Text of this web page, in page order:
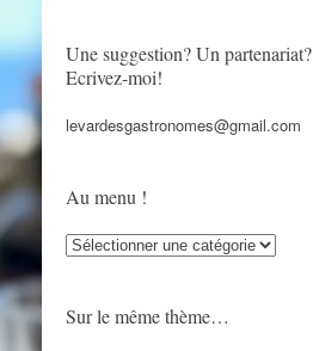
Une suggestion? Un partenariat?
Ecrivez-moi!
levardesgastronomes@gmail.com
Au menu !
Au
Sur le même thème…